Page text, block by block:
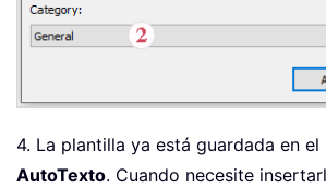
4. La plantilla ya está guardada en el
AutoTexto. Cuando necesite